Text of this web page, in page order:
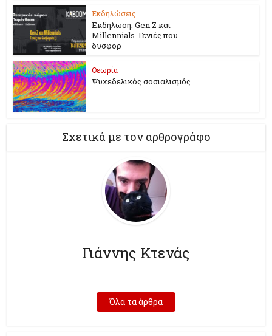
Εκδηλώσεις
Εκδήλωση: Gen Z και
Millennials. Γενιές που
δυσφορ
Θεωρία
Ψυχεδελικός σοσιαλισμός
Σχετικά με τον αρθρογράφο
Γιάννης Κτενάς
Όλα τα άρθρα